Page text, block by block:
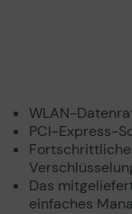
WLAN-
PCI-Express-
Das
einfaches